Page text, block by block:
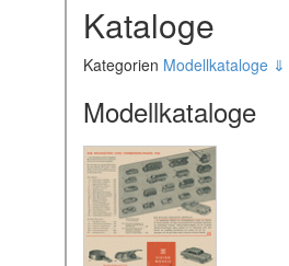
Kataloge
Kategorien Modellkataloge ⇓
Modellkataloge